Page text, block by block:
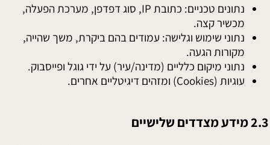
נתונים טכניים: כתובת IP, סוג דפדפן, מערכת הפעלה,
מכשיר קצה.
נתוני שימוש וגלישה: עמודים בהם ביקרת, משך שהייה,
מקורות הגעה.
נתוני מיקום כלליים (מדינה/עיר) על ידי גוגל ופייסבוק.
עוגיות (Cookies) ומזהים דיגיטליים אחרים.
2.3 מידע מצדדים שלישיים